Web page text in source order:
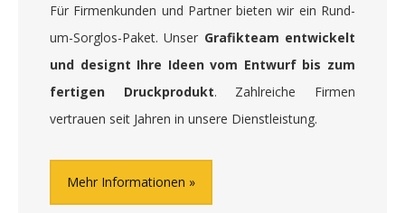
Für Firmenkunden und Partner bieten wir ein Rund-
um-Sorglos-Paket. Unser Grafikteam entwickelt
und designt Ihre Ideen vom Entwurf bis zum
fertigen Druckprodukt. Zahlreiche Firmen
vertrauen seit Jahren in unsere Dienstleistung.
Mehr Informationen